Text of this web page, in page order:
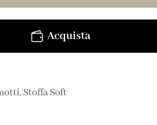
Acquista
,Stoffa Soft